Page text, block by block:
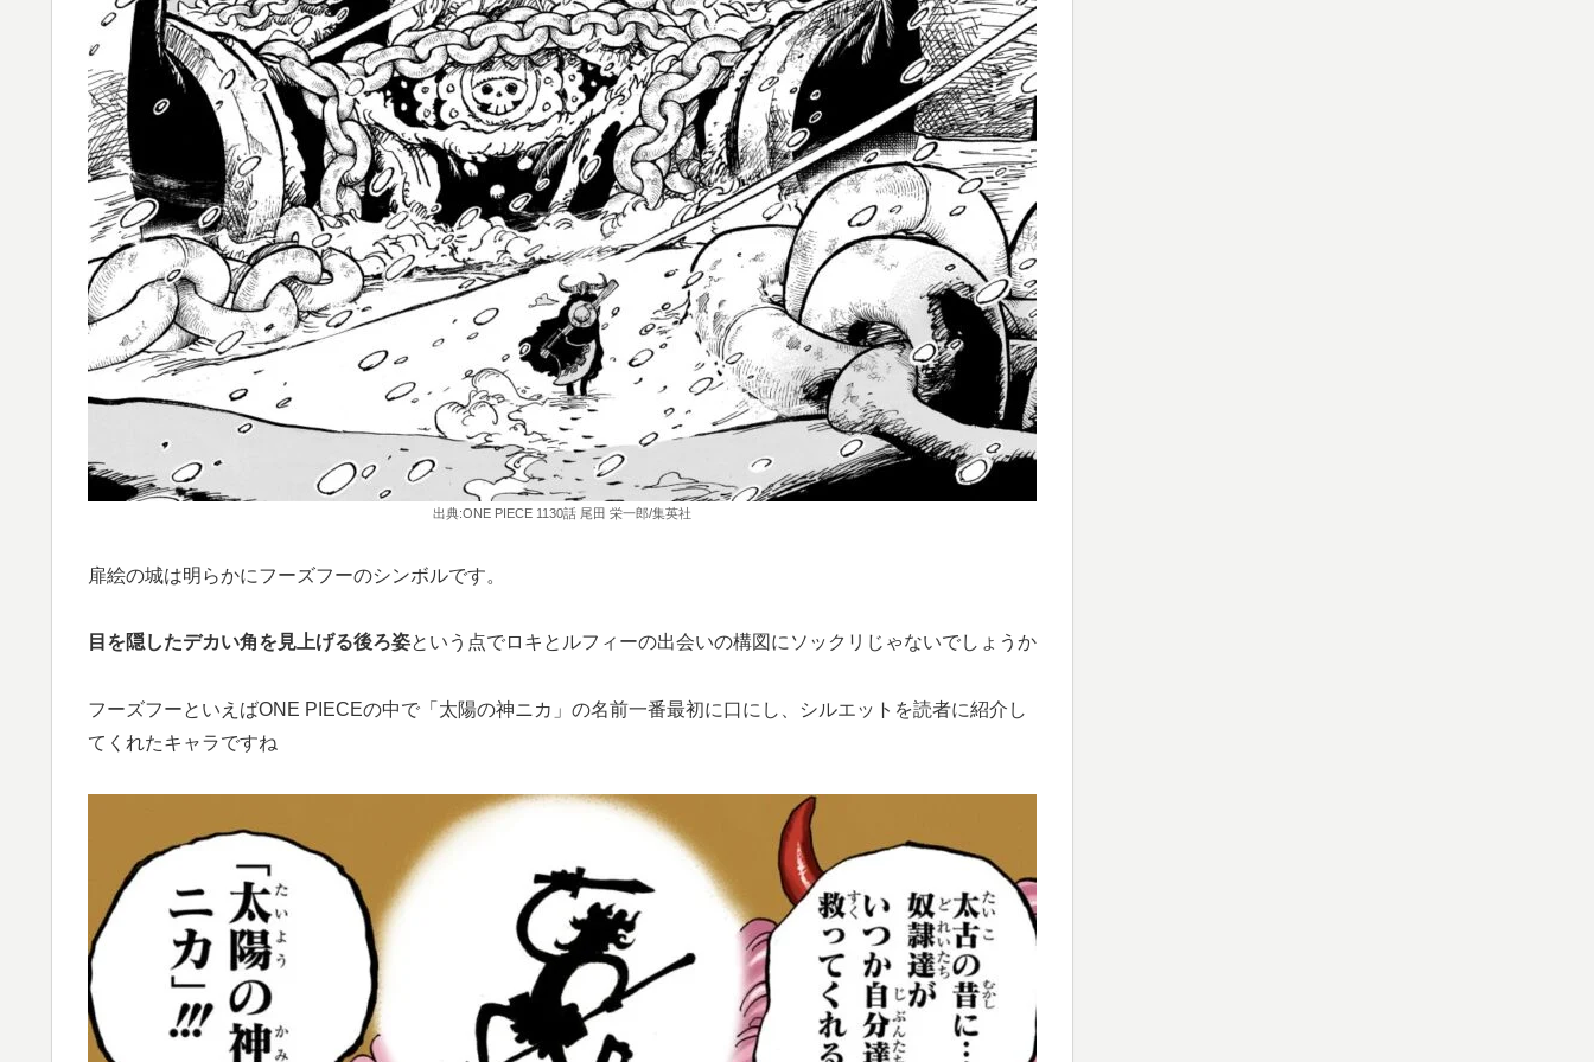
出典:ONE PIECE 1130話 尾田 栄一郎/集英社
扉絵の城は明らかにフーズフーのシンボルです。
目を隠したデカい角を見上げる後ろ姿という点でロキとルフィーの出会いの構図にソックリじゃないでしょうか
フーズフーといえばONE PIECEの中で「太陽の神ニカ」の名前一番最初に口にし、シルエットを読者に紹介し
てくれたキャラですね